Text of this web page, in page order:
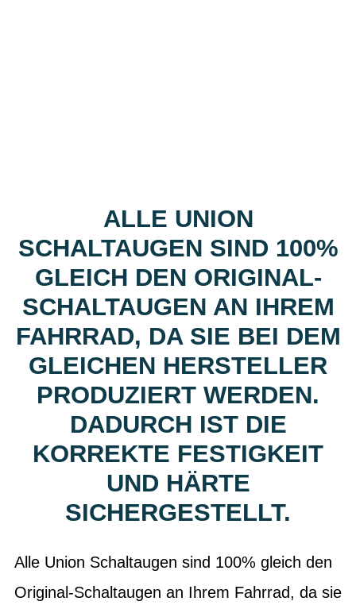
ALLE UNION
SCHALTAUGEN SIND 100%
GLEICH DEN ORIGINAL-
SCHALTAUGEN AN IHREM
FAHRRAD, DA SIE BEI DEM
GLEICHEN HERSTELLER
PRODUZIERT WERDEN.
DADURCH IST DIE
KORREKTE FESTIGKEIT
UND HÄRTE
SICHERGESTELLT.
Alle Union Schaltaugen sind 100% gleich den
Original-Schaltaugen an Ihrem Fahrrad, da sie